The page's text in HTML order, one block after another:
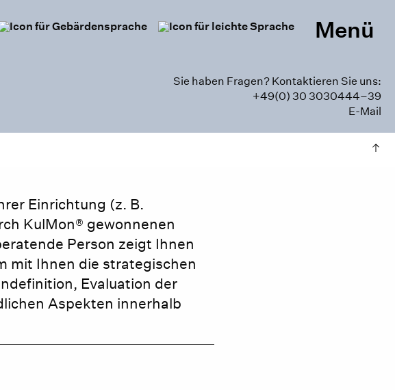
Leichte Sprache Menü
Sie haben Fragen? Kontaktieren Sie uns:
+49(0) 30 3030444–39
E-Mail
Einrichtung (z. B.
KulMon® gewonnenen
Person zeigt Ihnen
mit Ihnen die strategischen
Evaluation der
Aspekten innerhalb